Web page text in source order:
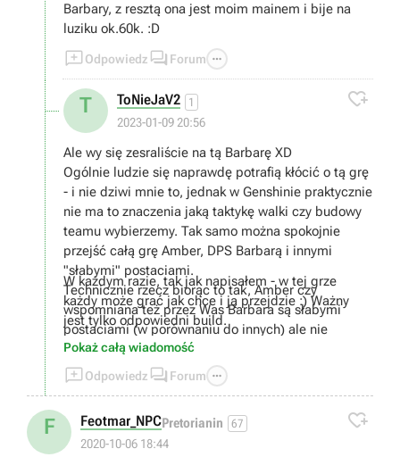
Barbary, z resztą ona jest moim mainem i bije na
luziku ok.60k. :D
Odpowiedz  Forum 
T ToNieJaV2 1
2023-01-09 20:56

Ale wy się zesraliście na tą Barbarę XD
Ogólnie ludzie się naprawdę potrafią kłócić o tą grę
- i nie dziwi mnie to, jednak w Genshinie praktycznie
nie ma to znaczenia jaką taktykę walki czy budowy
teamu wybierzemy. Tak samo można spokojnie
przejść całą grę Amber, DPS Barbarą i innymi
"słabymi" postaciami.
Technicznie rzecz biorąc to tak, Amber czy
wspomniana też przez Was Barbara są słabymi
postaciami (w porównaniu do innych) ale nie
oznacza to że są całkowicie bezużyteczne. Mają
wady jak i zalety. Np. Barbara jest całkiem spoko
f2p postacią do dendro teamu :)
healowanie nie jest bezużyteczne, wręcz
przeciwnie.
W każdym razie, tak jak napisałem - w tej grze
każdy może grać jak chce i ją przejdzie :) Ważny
jest tylko odpowiedni build.
Pokaż całą wiadomość
Odpowiedz  Forum 
F Feotmar_NPCPretorianin 67
2020-10-06 18:44
